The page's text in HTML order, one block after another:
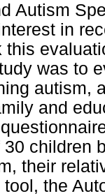
Autism
in
this
was to
autism,
and
children
their
the